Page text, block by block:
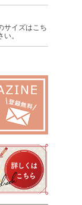
サイズはこち
。